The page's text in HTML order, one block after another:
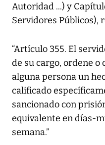
Autoridad ...) y
Servidores Públicos),
“Artículo 355. El
de su cargo, ordene
alguna persona un
calificado
sancionado con
equivalente en días-
semana.”